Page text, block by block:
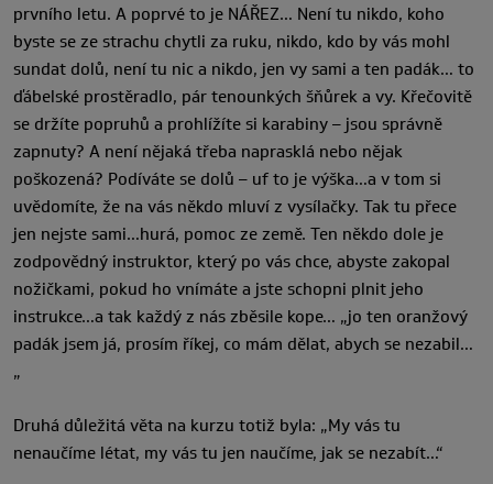
prvního letu. A poprvé to je NÁŘEZ… Není tu nikdo, koho
byste se ze strachu chytli za ruku, nikdo, kdo by vás mohl
sundat dolů, není tu nic a nikdo, jen vy sami a ten padák… to
ďábelské prostěradlo, pár tenounkých šňůrek a vy. Křečovitě
se držíte popruhů a prohlížíte si karabiny – jsou správně
zapnuty? A není nějaká třeba naprasklá nebo nějak
poškozená? Podíváte se dolů – uf to je výška…a v tom si
uvědomíte, že na vás někdo mluví z vysílačky. Tak tu přece
jen nejste sami…hurá, pomoc ze země. Ten někdo dole je
zodpovědný instruktor, který po vás chce, abyste zakopal
nožičkami, pokud ho vnímáte a jste schopni plnit jeho
instrukce…a tak každý z nás zběsile kope… „jo ten oranžový
padák jsem já, prosím říkej, co mám dělat, abych se nezabil…
„
Druhá důležitá věta na kurzu totiž byla: „My vás tu
nenaučíme létat, my vás tu jen naučíme, jak se nezabít…“